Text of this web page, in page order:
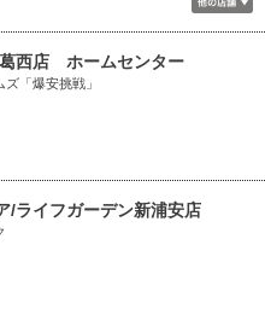
西店 ホームセンター
「爆安挑戦」
/ライフガーデン新浦安店